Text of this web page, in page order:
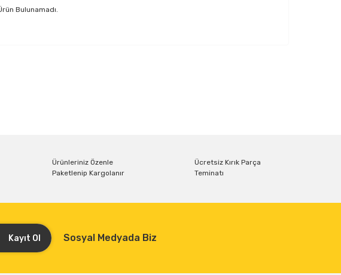
Bulunamadı.
Ürünleriniz Özenle
Paketlenip Kargolanır
Ücretsiz Kırık Parça
Teminatı
Kayıt Ol Sosyal Medyada Biz